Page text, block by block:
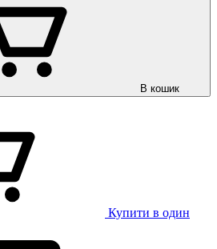
В кошик
Купити в один